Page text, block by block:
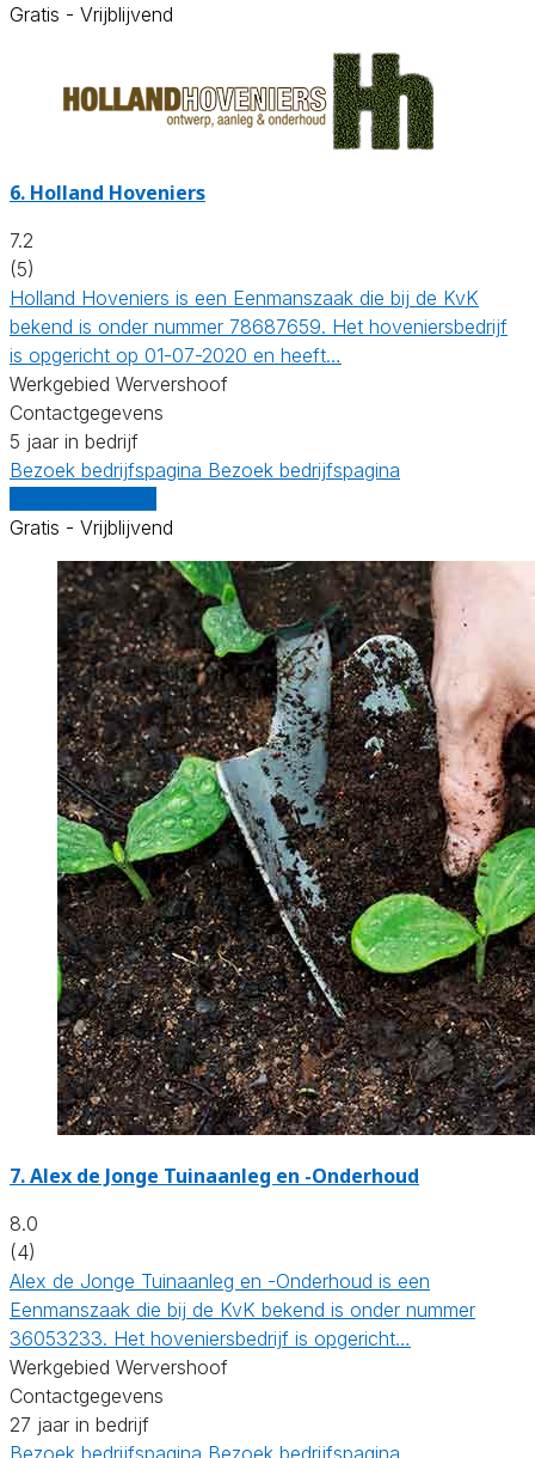
Gratis - Vrijblijvend
6. Holland Hoveniers
7.2
(5)
Holland Hoveniers is een Eenmanszaak die bij de KvK
bekend is onder nummer 78687659. Het hoveniersbedrijf
is opgericht op 01-07-2020 en heeft…
Werkgebied Wervershoof
Contactgegevens
5 jaar in bedrijf
Bezoek bedrijfspagina Bezoek bedrijfspagina
Gratis - Vrijblijvend
7.Alex de Jonge Tuinaanleg en -Onderhoud
8.0
(4)
Alex de Jonge Tuinaanleg en -Onderhoud is een
Eenmanszaak die bij de KvK bekend is onder nummer
36053233. Het hoveniersbedrijf is opgericht…
Werkgebied Wervershoof
Contactgegevens
27 jaar in bedrijf
Bezoek bedrijfspagina Bezoek bedrijfspagina